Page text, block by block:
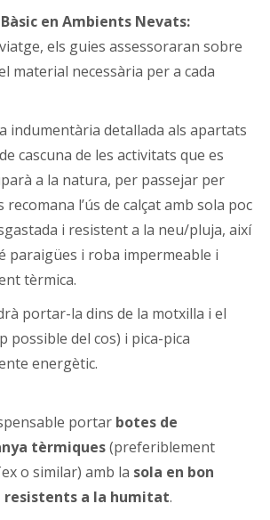
en Ambients Nevats:
els guies assessoraran sobre
material necessària per a cada
indumentària detallada als apartats
cascuna de les activitats que es
a la natura, per passejar per
recomana l’ús de calçat amb sola poc
i resistent a la neu/pluja, així
paraigües i roba impermeable i
tèrmica.
portar-la dins de la motxilla i el
possible del cos) i pica-pica
energètic.
portar botes de
tèrmiques(preferiblement
o similar) amb la sola en bon
resistents a la humitat.